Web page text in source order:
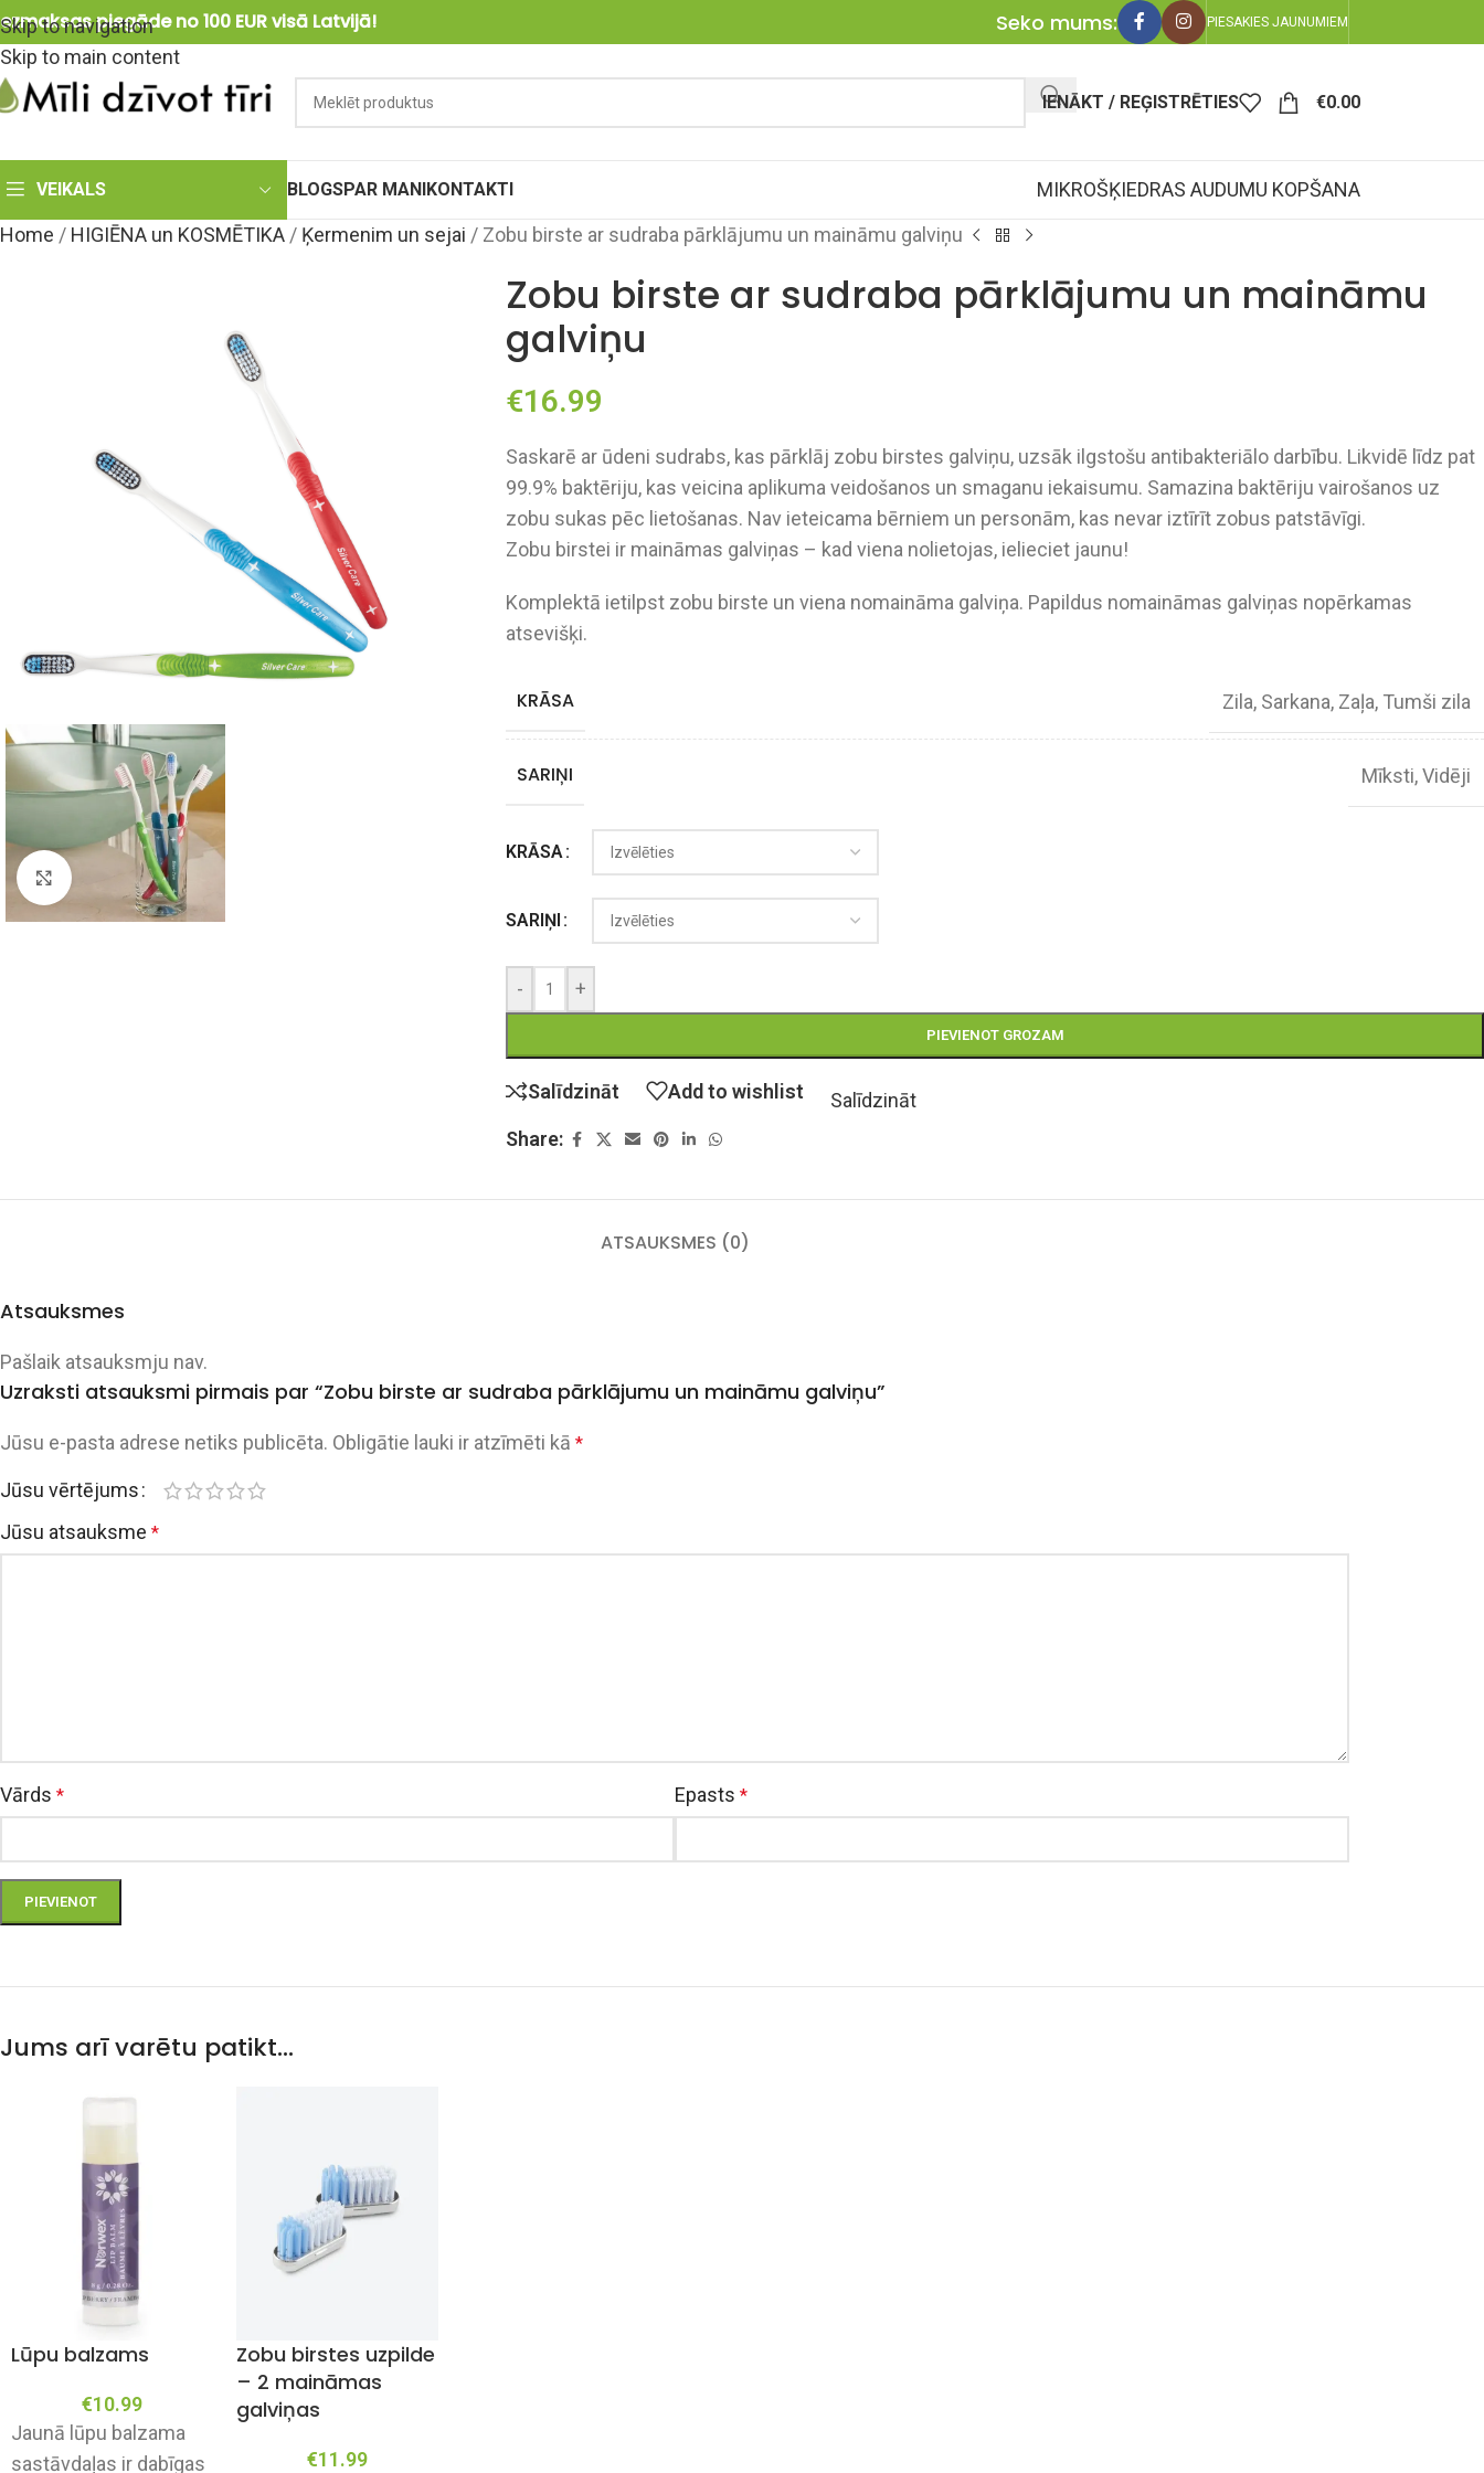
Skip to navigation
Skip to main content
piegāde no 100 EUR visā Latvijā! Seko mums: PIESAKIES JAUNUMIEM
IENĀKT / REĢISTRĒTIES €0.00
VEIKALS BLOGSPAR MANIKONTAKTI
MIKROŠĶIEDRAS AUDUMU KOPŠANA
Home / HIGIĒNA un KOSMĒTIKA / Ķermenim un sejai / Zobu birste ar sudraba pārklājumu un maināmu galviņu
Click to enlarge
Zobu birste ar sudraba pārklājumu un maināmu
galviņu
€16.99
Saskarē ar ūdeni sudrabs, kas pārklāj zobu birstes galviņu, uzsāk ilgstošu antibakteriālo darbību. Likvidē līdz pat
99.9% baktēriju, kas veicina aplikuma veidošanos un smaganu iekaisumu. Samazina baktēriju vairošanos uz
zobu sukas pēc lietošanas. Nav ieteicama bērniem un personām, kas nevar iztīrīt zobus patstāvīgi.
Zobu birstei ir maināmas galviņas – kad viena nolietojas, ielieciet jaunu!
Komplektā ietilpst zobu birste un viena nomaināma galviņa. Papildus nomaināmas galviņas nopērkamas
atsevišķi.
KRĀSA Zila, Sarkana, Zaļa, Tumši zila
SARIŅI Mīksti,Vidēji
KRĀSA
SARIŅI
- +
PIEVIENOT GROZAM
Salīdzināt Add to wishlist
Salīdzināt
Share:
ATSAUKSMES (0)
Atsauksmes
Pašlaik atsauksmju nav.
Uzraksti atsauksmi pirmais par “Zobu birste ar sudraba pārklājumu un maināmu galviņu”
Jūsu e-pasta adrese netiks publicēta. Obligātie lauki ir atzīmēti kā *
Jūsu vērtējums
Jūsu atsauksme *
Vārds * Epasts *
Jums arī varētu patikt…
Lūpu balzams
€10.99
Jaunā lūpu balzama
sastāvdaļas ir dabīgas
Zobu birstes uzpilde
– 2 maināmas
galviņas
€11.99